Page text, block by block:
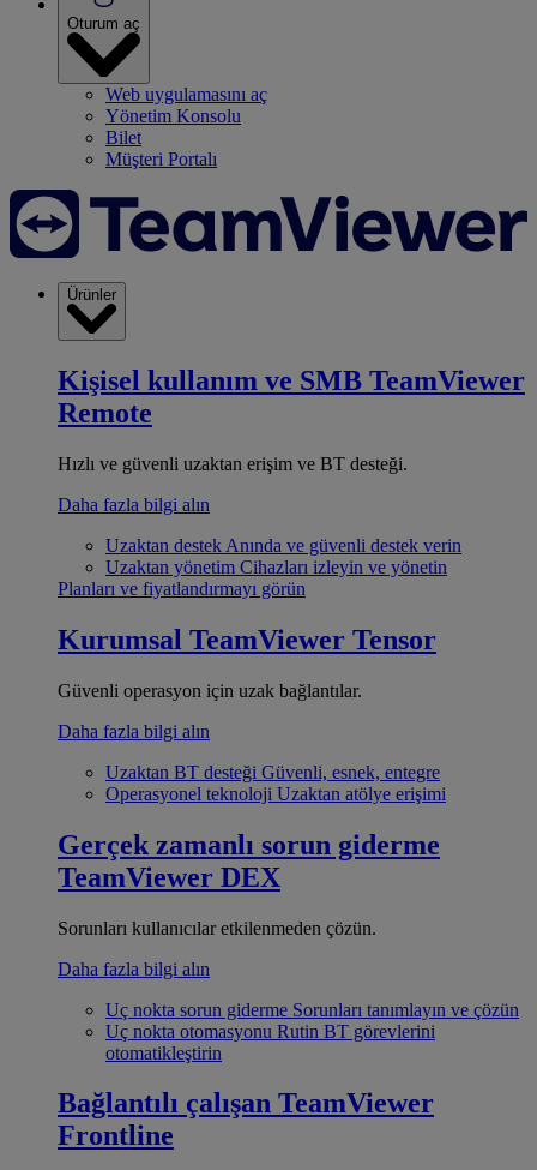
Oturum aç
Web uygulamasını aç
Yönetim Konsolu
Bilet
Müşteri Portalı
Ürünler
Kişisel kullanım ve SMB TeamViewer
Remote
Hızlı ve güvenli uzaktan erişim ve BT desteği.
Daha fazla bilgi alın
Uzaktan destek Anında ve güvenli destek verin
Uzaktan yönetim Cihazları izleyin ve yönetin
Planları ve fiyatlandırmayı görün
Kurumsal TeamViewer Tensor
Güvenli operasyon için uzak bağlantılar.
Daha fazla bilgi alın
Uzaktan BT desteği Güvenli, esnek, entegre
Operasyonel teknoloji Uzaktan atölye erişimi
Gerçek zamanlı sorun giderme
TeamViewer DEX
Sorunları kullanıcılar etkilenmeden çözün.
Daha fazla bilgi alın
Uç nokta sorun giderme Sorunları tanımlayın ve çözün
Uç nokta otomasyonu Rutin BT görevlerini
otomatikleştirin
Bağlantılı çalışan TeamViewer
Frontline